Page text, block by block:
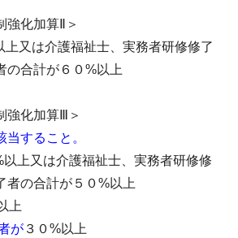
強化加算Ⅱ＞
上又は介護福祉士、実務者研修修了
の合計が６０%以上
強化加算Ⅲ＞
当すること。
上又は介護福祉士、実務者研修修
者の合計が５０%以上
上
が ３０%以上